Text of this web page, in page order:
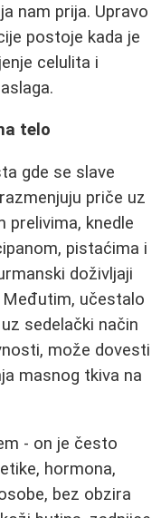
nam prija. Upravo
postoje kada je
celulita i
telo
gde se slave
priče uz
knedle
pistaćima i
doživljaji
učestalo
sedelački način
može dovesti
masnog tkiva na
- on je često
hormona,
bez obzira